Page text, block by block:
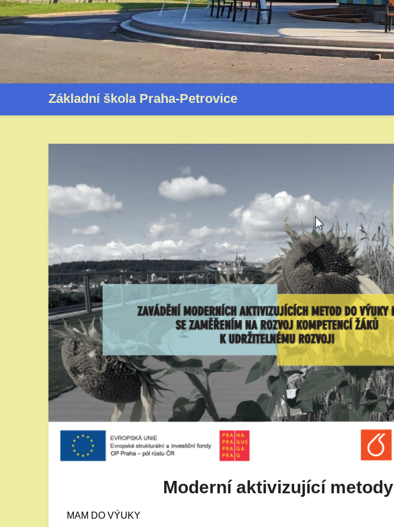
Základní škola Praha-Petrovice
Moderní aktivizující metody
MAM DO VÝUKY